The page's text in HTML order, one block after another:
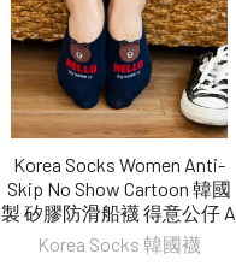
Korea Socks Women Anti-
Skip No Show Cartoon 韓國
製 矽膠防滑船襪 得意公仔 A
Korea Socks 韓國襪